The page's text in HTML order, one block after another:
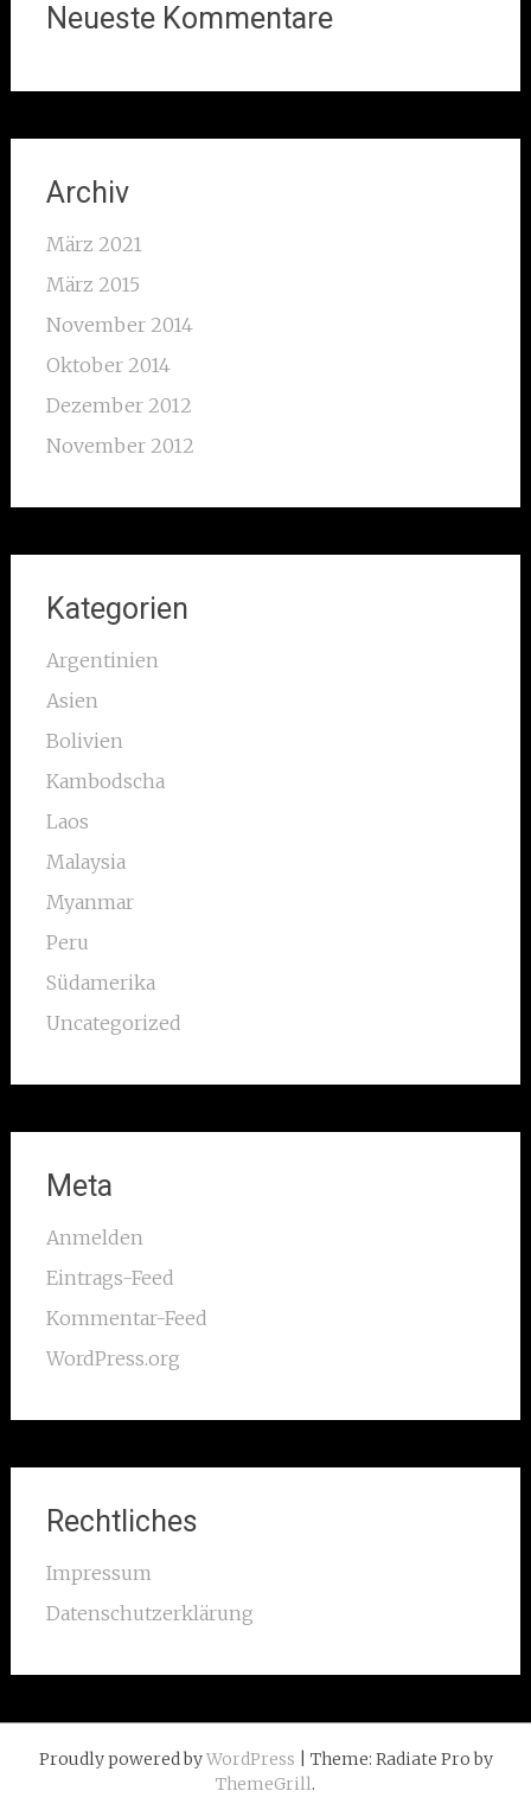
Neueste Kommentare
Archiv
März 2021
März 2015
November 2014
Oktober 2014
Dezember 2012
November 2012
Kategorien
Argentinien
Asien
Bolivien
Kambodscha
Laos
Malaysia
Myanmar
Peru
Südamerika
Uncategorized
Meta
Anmelden
Eintrags-Feed
Kommentar-Feed
WordPress.org
Rechtliches
Impressum
Datenschutzerklärung
Proudly powered byWordPress | Theme: Radiate Pro by
ThemeGrill.